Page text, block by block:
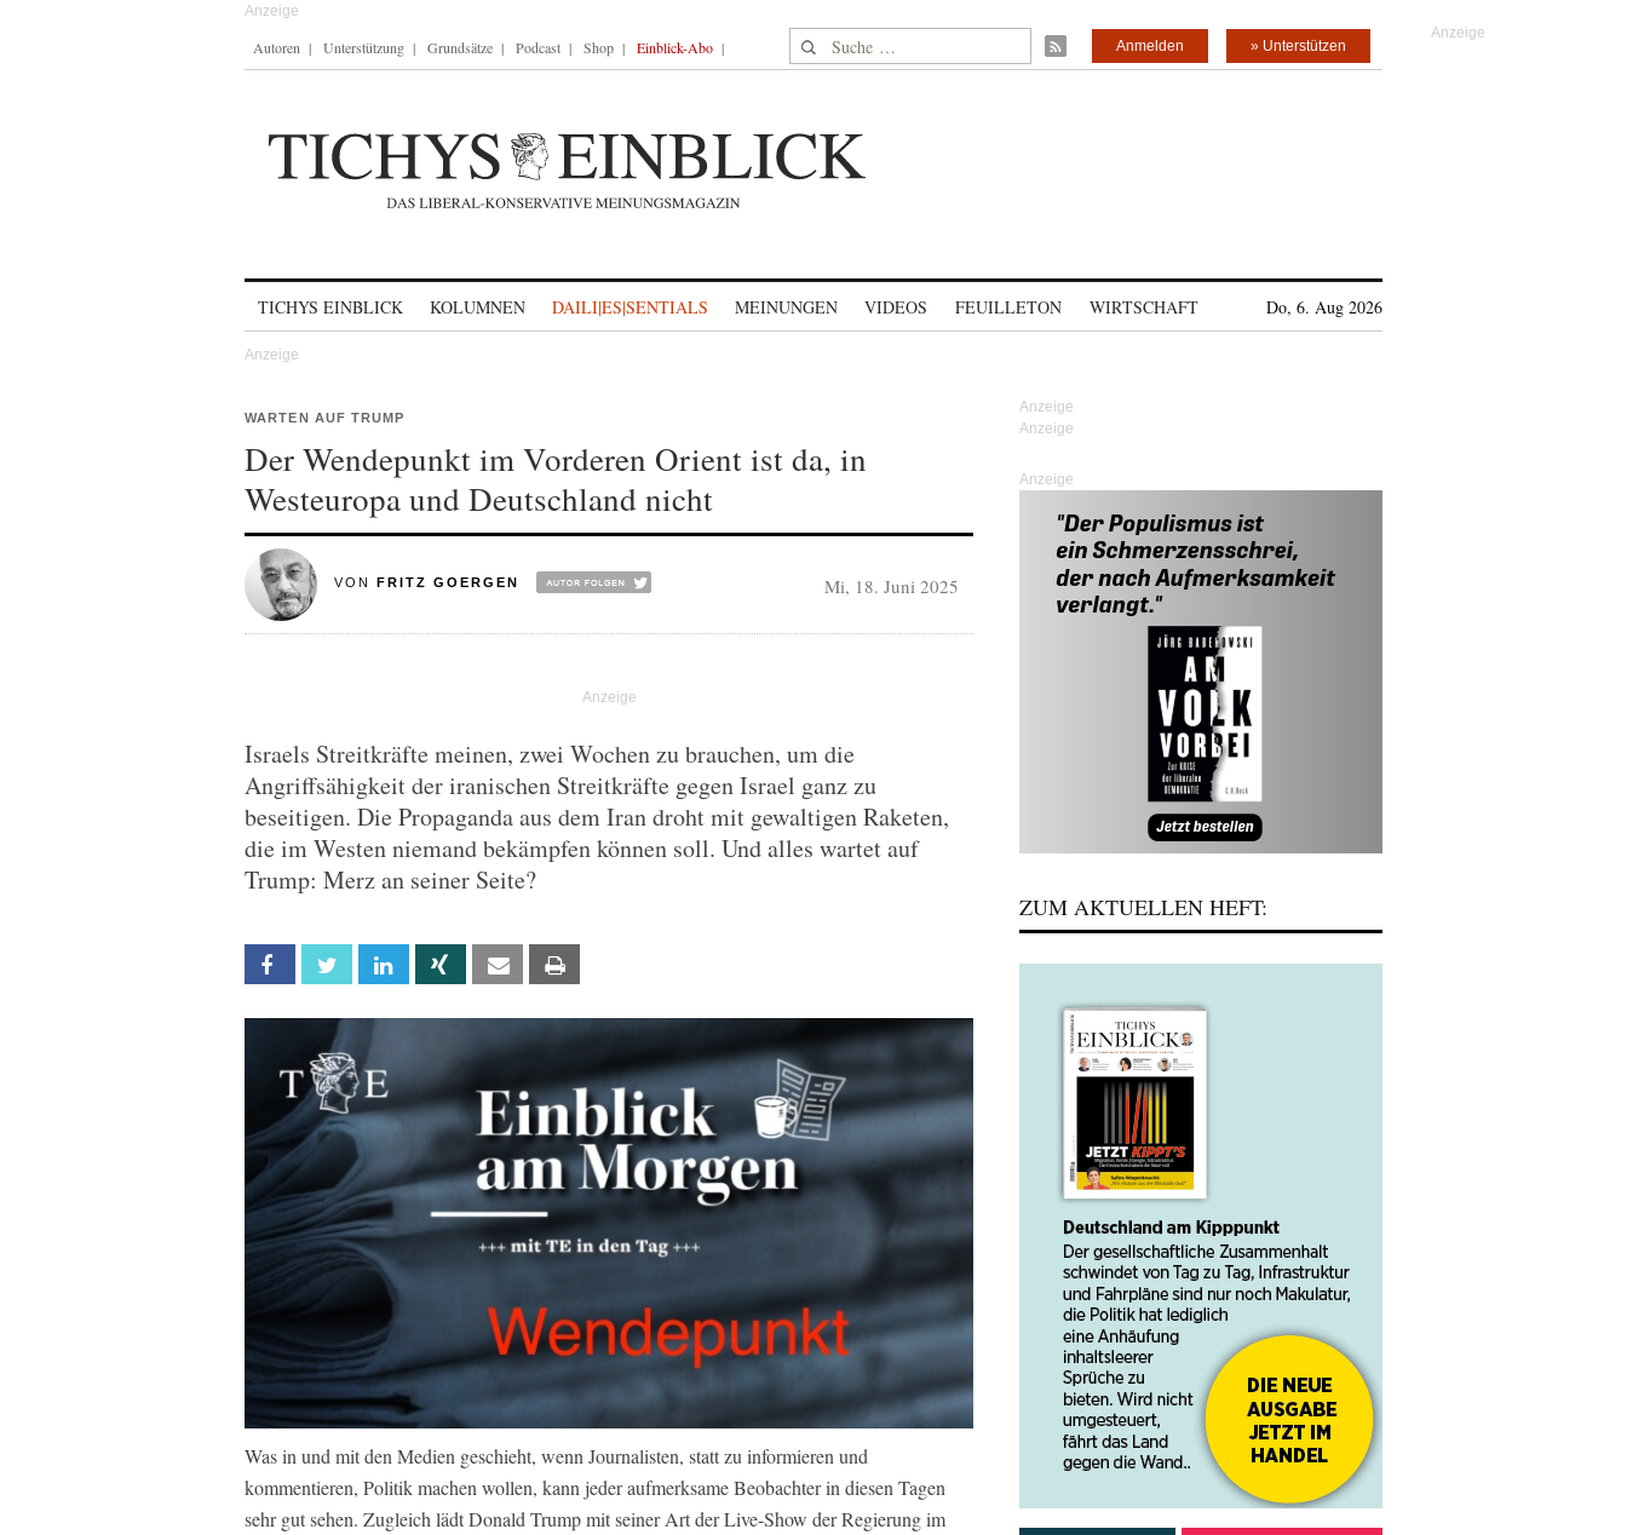
Autoren Unterstützung Grundsätze Podcast Shop Einblick-Abo Suche nach: » Unterstützen
Anmelden
TICHYS EINBLICK KOLUMNEN DAILI|ES|SENTIALS MEINUNGEN VIDEOS FEUILLETON WIRTSCHAFT Do, 6. Aug 2026
WARTEN AUF TRUMP
Der Wendepunkt im Vorderen Orient ist da, in
Westeuropa und Deutschland nicht
VON FRITZ GOERGEN Mi, 18. Juni 2025
Israels Streitkräfte meinen, zwei Wochen zu brauchen, um die
Angriffsähigkeit der iranischen Streitkräfte gegen Israel ganz zu
beseitigen. Die Propaganda aus dem Iran droht mit gewaltigen Raketen,
die im Westen niemand bekämpfen können soll. Und alles wartet auf
Trump: Merz an seiner Seite?
Facebook Twitter Linkedin Xing Email
Was in und mit den Medien geschieht, wenn Journalisten, statt zu informieren und
kommentieren, Politik machen wollen, kann jeder aufmerksame Beobachter in diesen Tagen
sehr gut sehen. Zugleich lädt Donald Trump mit seiner Art der Live-Show der Regierung im
Anzeige
ZUM AKTUELLEN HEFT: